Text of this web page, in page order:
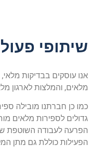
שיתופי
אנו עוסקים בבדיקות
מלאים, והמלצות לארגון
כמו כן חברתנו מובילה
גדולים לספירות מלאים
הפרעה לעבודה השוטפת
הפעילות כוללת גם מתן